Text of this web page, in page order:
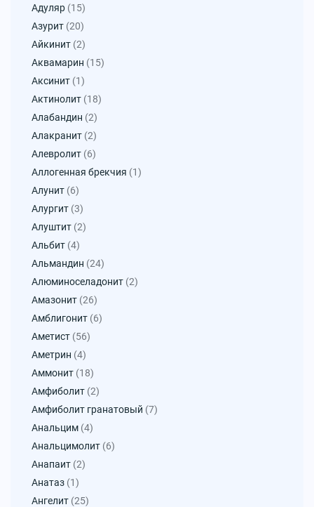
Адуляр (15)
Азурит (20)
Айкинит (2)
Аквамарин (15)
Аксинит (1)
Актинолит (18)
Алабандин (2)
Алакранит (2)
Алевролит (6)
Аллогенная брекчия (1)
Алунит (6)
Алургит (3)
Алуштит (2)
Альбит (4)
Альмандин (24)
Алюминоселадонит (2)
Амазонит (26)
Амблигонит (6)
Аметист (56)
Аметрин (4)
Аммонит (18)
Амфиболит (2)
Амфиболит гранатовый (7)
Анальцим (4)
Анальцимолит (6)
Анапаит (2)
Анатаз (1)
Ангелит (25)